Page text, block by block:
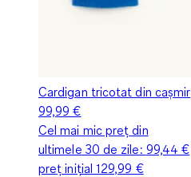
Cardigan tricotat din cașmir
99,99 €
Cel mai mic preț din
ultimele 30 de zile: 99,44 €
preț inițial129,99 €